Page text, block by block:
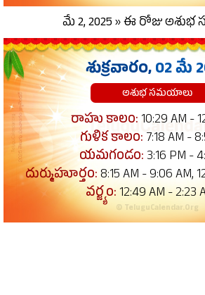
మే 2, 2025 » ఈ రోజు
శుక్రవారం,02 మే
అశుభ సమయాలు
రాహు కాలం:10:29 AM -
గుళిక కాలం: 7:18 AM -
యమగండం: 3:16 PM -
దుర్ముహూర్తం:8:15 AM - 9:06 AM,
వర్జ్యం:12:49 AM - 2:23
© TeluguCalendar.Org